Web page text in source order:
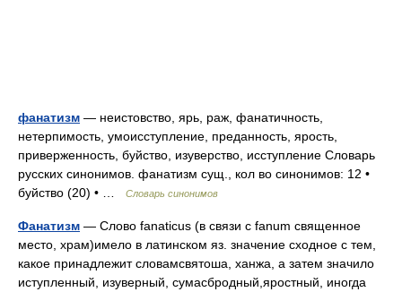
фанатизм — неистовство, ярь, раж, фанатичность,
нетерпимость, умоисступление, преданность, ярость,
приверженность, буйство, изуверство, исступление Словарь
русских синонимов. фанатизм сущ., кол во синонимов: 12 •
буйство (20) • …
Словарь синонимов
Фанатизм — Слово fanaticus (в связи с fanum священное
место, храм)имело в латинском яз. значение сходное с тем,
какое принадлежит словамсвятоша, ханжа, а затем значило
иступленный, изуверный, сумасбродный,яростный, иногда